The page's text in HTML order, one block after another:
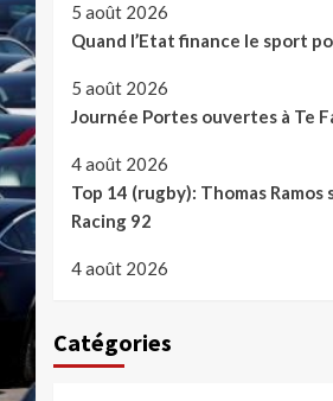
5 août 2026
Quand l’Etat finance le sport
5 août 2026
Journée Portes ouvertes à Te
4 août 2026
Top 14 (rugby): Thomas Ramos
Racing 92
4 août 2026
Catégories